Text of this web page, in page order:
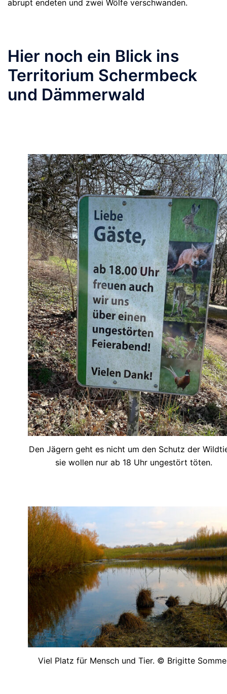
abrupt endeten und zwei Wölfe verschwanden.
Hier noch ein Blick ins
Territorium Schermbeck
und Dämmerwald
Den Jägern geht es nicht um den Schutz der
sie wollen nur ab 18 Uhr ungestört töten.
Viel Platz für Mensch und Tier. © Brigitte